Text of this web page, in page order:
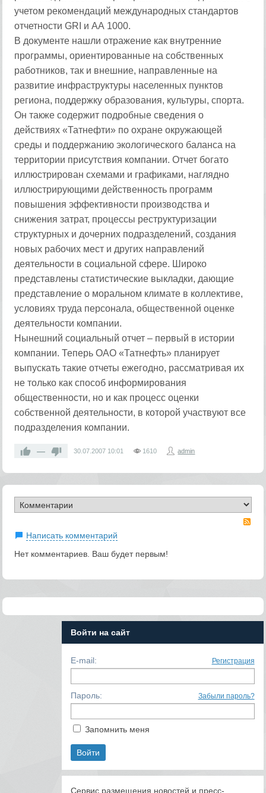
учетом рекомендаций международных стандартов
отчетности GRI и АА 1000.
В документе нашли отражение как внутренние
программы, ориентированные на собственных
работников, так и внешние, направленные на
развитие инфраструктуры населенных пунктов
региона, поддержку образования, культуры, спорта.
Он также содержит подробные сведения о
действиях «Татнефти» по охране окружающей
среды и поддержанию экологического баланса на
территории присутствия компании. Отчет богато
иллюстрирован схемами и графиками, наглядно
иллюстрирующими действенность программ
повышения эффективности производства и
снижения затрат, процессы реструктуризации
структурных и дочерних подразделений, создания
новых рабочих мест и других направлений
деятельности в социальной сфере. Широко
представлены статистические выкладки, дающие
представление о моральном климате в коллективе,
условиях труда персонала, общественной оценке
деятельности компании.
Нынешний социальный отчет – первый в истории
компании. Теперь ОАО «Татнефть» планирует
выпускать такие отчеты ежегодно, рассматривая их
не только как способ информирования
общественности, но и как процесс оценки
собственной деятельности, в которой участвуют все
подразделения компании.
— 30.07.2007 10:01 1610 admin
Написать комментарий
Нет комментариев. Ваш будет первым!
Войти на сайт
E-mail: Регистрация
Пароль: Забыли пароль?
Запомнить меня
Сервис размещения новостей и пресс-